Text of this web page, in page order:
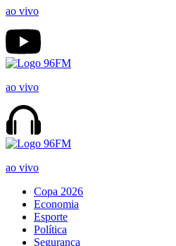
ao vivo
ao vivo
ao vivo
Copa 2026
Economia
Esporte
Política
Segurança